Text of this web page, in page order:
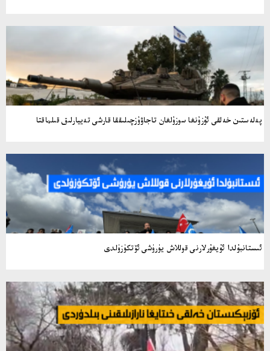
پەلەستىن خەلقى ئۇزۇنغا سوزۇلغان تاجاۋۇزچىلىققا قارشى تەييارلىق قىلماقتا
ئىستانبۇلدا ئۇيغۇرلارنى قوللاش يۈرۈشى ئۆتكۈزۈلدى